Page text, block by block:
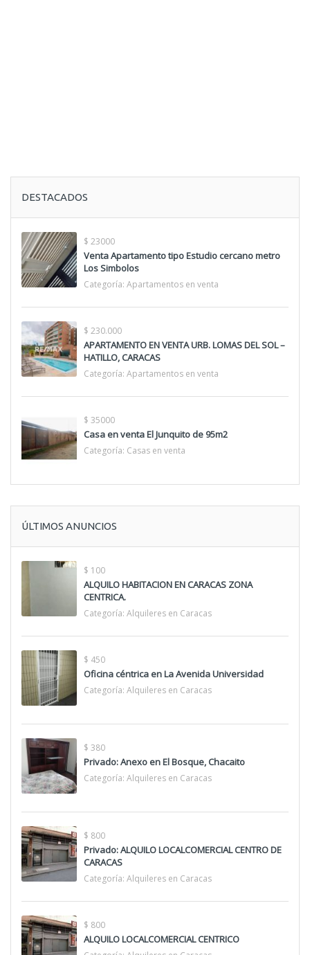
DESTACADOS
$ 23000
Venta Apartamento tipo Estudio cercano metro
Los Simbolos
Categoría: Apartamentos en venta
$ 230.000
APARTAMENTO EN VENTA URB. LOMAS DEL SOL –
HATILLO, CARACAS
Categoría: Apartamentos en venta
$ 35000
Casa en venta El Junquito de 95m2
Categoría: Casas en venta
ÚLTIMOS ANUNCIOS
$ 100
ALQUILO HABITACION EN CARACAS ZONA
CENTRICA.
Categoría: Alquileres en Caracas
$ 450
Oficina céntrica en La Avenida Universidad
Categoría: Alquileres en Caracas
$ 380
Privado: Anexo en El Bosque, Chacaito
Categoría: Alquileres en Caracas
$ 800
Privado: ALQUILO LOCALCOMERCIAL CENTRO DE
CARACAS
Categoría: Alquileres en Caracas
$ 800
ALQUILO LOCALCOMERCIAL CENTRICO